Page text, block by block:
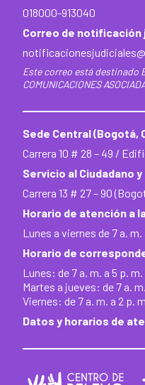
018000-913040
Correo de notificación
Este correo está destinado
COMUNICACIONES
Sede Central (Bogotá,
Carrera 10 # 28 – 49 /
Servicio al Ciudadano
Carrera 13 # 27 – 90
Horario de atención a
Lunes a viernes de 7 a. m.
Horario de
Lunes: de 7 a. m. a 5 p. m.
Martes a jueves: de 7 a.
Viernes: de 7 a. m. a 2 p.
Datos y horarios de